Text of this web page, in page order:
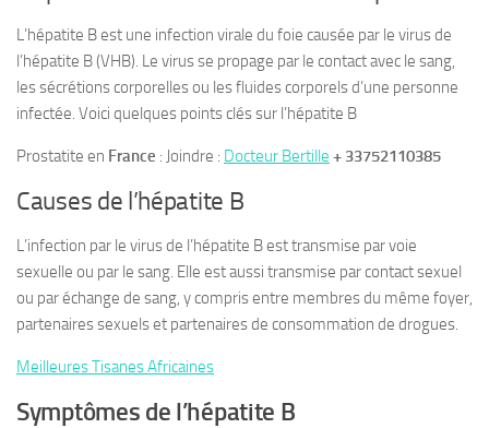
L’hépatite B est une infection virale du foie causée par le virus de
l’hépatite B (VHB). Le virus se propage par le contact avec le sang,
les sécrétions corporelles ou les fluides corporels d’une personne
infectée. Voici quelques points clés sur l’hépatite B
Prostatite en France : Joindre : Docteur Bertille + 33752110385
Causes de l’hépatite B
L’infection par le virus de l’hépatite B est transmise par voie
sexuelle ou par le sang. Elle est aussi transmise par contact sexuel
ou par échange de sang, y compris entre membres du même foyer,
partenaires sexuels et partenaires de consommation de drogues.
Meilleures Tisanes Africaines
Symptômes de l’hépatite B